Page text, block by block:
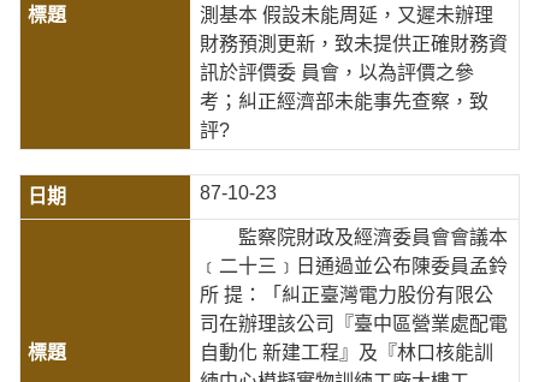
測基本 假設未能周延，又遲未辦理
財務預測更新，致未提供正確財務資
訊於評價委 員會，以為評價之參
考；糾正經濟部未能事先查察，致
評?
87-10-23
監察院財政及經濟委員會會議本
﹝二十三﹞日通過並公布陳委員孟鈴
所 提：「糾正臺灣電力股份有限公
司在辦理該公司『臺中區營業處配電
自動化 新建工程』及『林口核能訓